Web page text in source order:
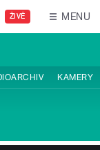
ŽIVĚ MENU
KAMERY